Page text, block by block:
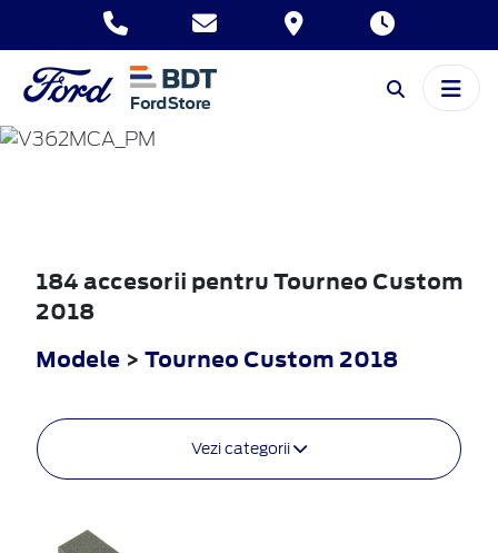
TOURNEO
CUSTOM
184 accesorii pentru Tourneo Custom
2018
Modele > Tourneo Custom 2018
Vezi categorii